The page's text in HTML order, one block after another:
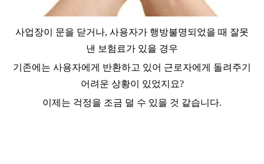
사업장이 문을 닫거나, 사용자가 행방불명되었을 때 잘못
낸 보험료가 있을 경우
기존에는 사용자에게 반환하고 있어 근로자에게 돌려주기
어려운 상황이 있었지요?
이제는 걱정을 조금 덜 수 있을 것 같습니다.